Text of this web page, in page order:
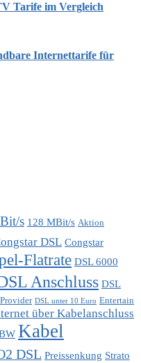
Tarife im Vergleich
Internettarife für
s 128 MBit/s Aktion
DSL Congstar
Flatrate DSL 6000
Anschluss DSL
DSL unter 10 Euro Entertain
über Kabelanschluss
Kabel
DSL Preissenkung Strato